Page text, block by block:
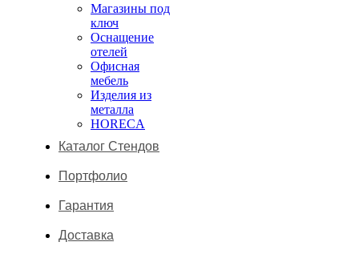
Магазины под
ключ
Оснащение
отелей
Офисная
мебель
Изделия из
металла
HORECA
Каталог Стендов
Портфолио
Гарантия
Доставка